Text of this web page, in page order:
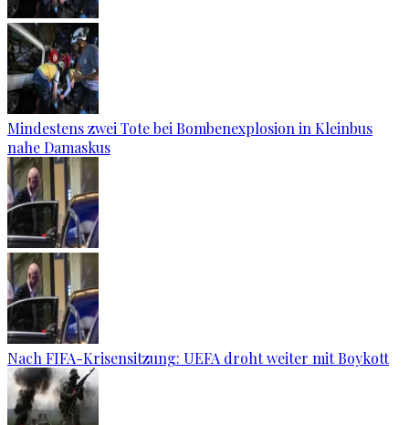
Mindestens zwei Tote bei Bombenexplosion in Kleinbus
nahe Damaskus
Nach FIFA-Krisensitzung: UEFA droht weiter mit Boykott